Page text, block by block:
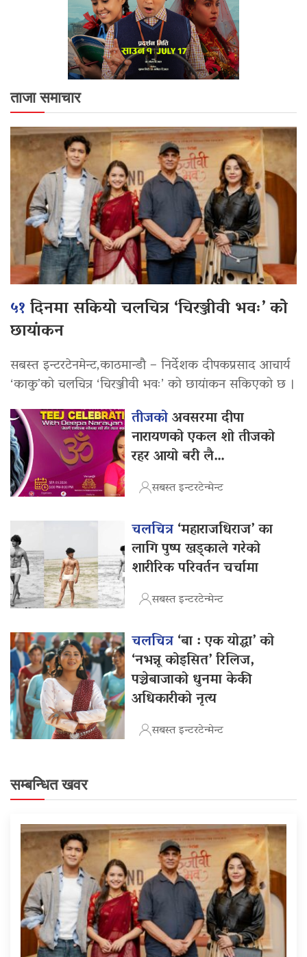
ताजा समाचार
५१दिनमा सकियो चलचित्र ‘चिरञ्जीवी भवः’ को
छायांकन
सबस्त इन्टरटेनमेन्ट,काठमान्डौ – निर्देशक दीपकप्रसाद आचार्य
‘काकु’को चलचित्र ‘चिरञ्जीवी भवः’ को छायांकन सकिएको छ ।
तीजकोअवसरमा दीपा
नारायणको एकल शो तीजको
रहर आयो बरी लै…
सबस्त इन्टरटेन्मेन्ट
चलचित्र‘महाराजधिराज’ का
लागि पुष्प खड्काले गरेको
शारीरिक परिवर्तन चर्चामा
सबस्त इन्टरटेन्मेन्ट
चलचित्र‘बा : एक योद्धा’ को
‘नभन्नू कोइसित’ रिलिज,
पञ्चेबाजाको धुनमा केकी
अधिकारीको नृत्य
सबस्त इन्टरटेन्मेन्ट
सम्बन्धित खवर